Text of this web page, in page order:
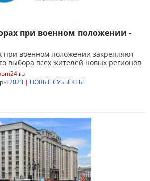
при военном положении -
при военном положении закрепляют
выбора всех жителей новых регионов
2023 | НОВЫЕ СУБЪЕКТЫ